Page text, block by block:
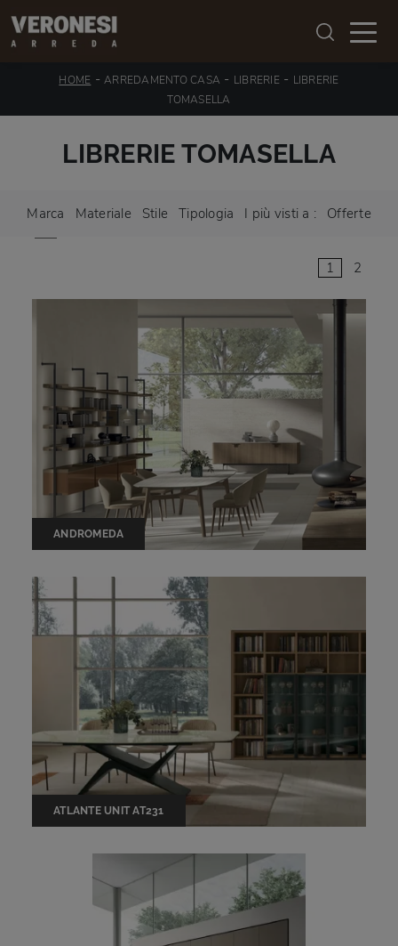
HOME -ARREDAMENTO CASA - LIBRERIE - LIBRERIE
TOMASELLA
LIBRERIE TOMASELLA
Marca Materiale Stile Tipologia I più visti a : Offerte
1 2
ANDROMEDA
ATLANTE UNIT AT231